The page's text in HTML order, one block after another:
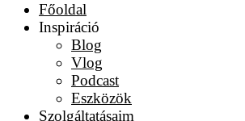
Főoldal
Inspiráció
Blog
Vlog
Podcast
Eszközök
Szolgáltatásaim